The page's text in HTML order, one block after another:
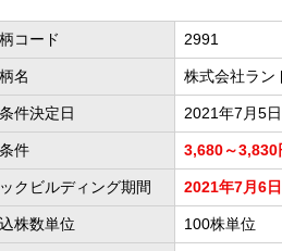
コード 2991
名 株式会社ラン
件決定日 2021年7月5日
件 3,680～3,830
クビルディング期間 2021年7月6
株数単位 100株単位